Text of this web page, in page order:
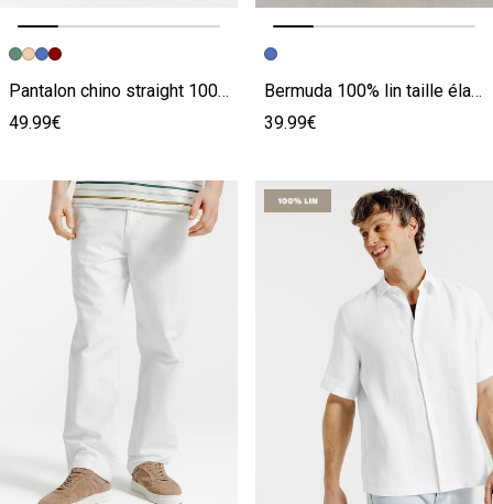
Image précédente
Image suivante
Pantalon chino straight 100% lin
49.99€
Image précédente
Image suivante
Bermuda 100% lin taille élastiquée
39.99€